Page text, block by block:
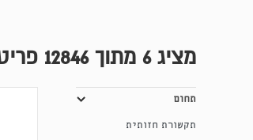
מציג6 מתוך 12846 פריטי עיצוב
תחום
תקשורת חזותית